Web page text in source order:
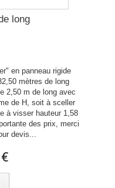
long
en panneau rigide
mètres de long
2,50 m de long avec
de H, soit à sceller
à visser hauteur 1,58
des prix, merci
devis...